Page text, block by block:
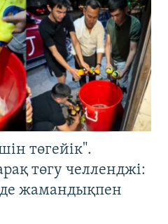
төгейік".
төгу челленджі:
жамандықпен